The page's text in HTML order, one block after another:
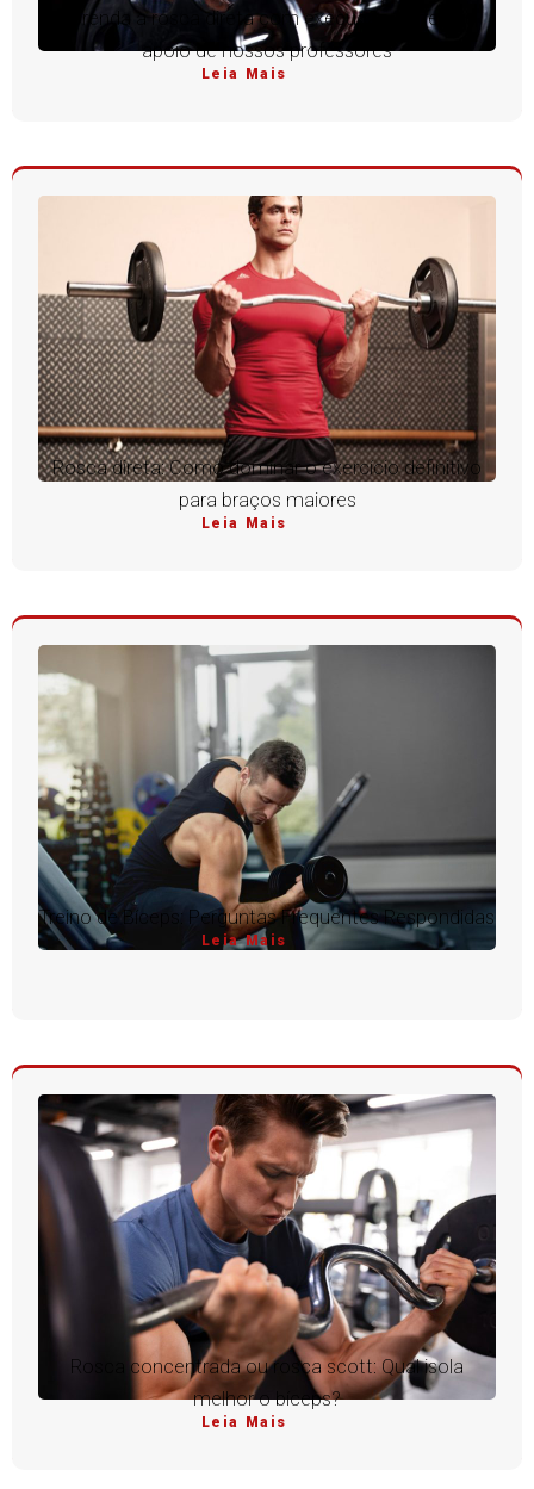
Aprenda a rosca direta com execução perfeita e
apoio de nossos professores
Leia Mais
Rosca direta: Como dominar o exercício definitivo
para braços maiores
Leia Mais
Treino de Bíceps: Perguntas Frequentes Respondidas
Leia Mais
Rosca concentrada ou rosca scott: Qual isola
melhor o bíceps?
Leia Mais